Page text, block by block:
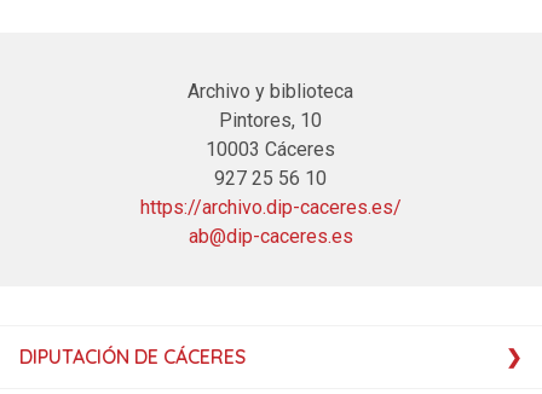
Archivo y biblioteca
Pintores, 10
10003 Cáceres
927 25 56 10
https://archivo.dip-caceres.es/
ab@dip-caceres.es
DIPUTACIÓN DE CÁCERES